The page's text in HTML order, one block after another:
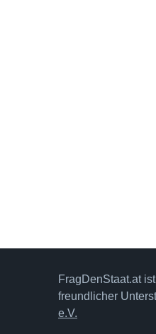
FragDenStaat.at
freundlicher
e.V.